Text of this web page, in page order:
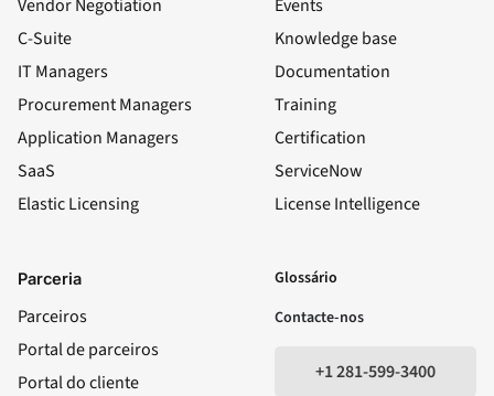
Vendor Negotiation
C-Suite
IT Managers
Procurement Managers
Application Managers
SaaS
Elastic Licensing
Events
Knowledge base
Documentation
Training
Certification
ServiceNow
License Intelligence
Parceria
Parceiros
Portal de parceiros
Portal do cliente
Glossário
Contacte-nos
+1 281-599-3400